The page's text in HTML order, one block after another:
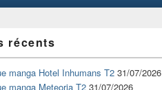
récents
manga Hotel Inhumans T2 31/07/2026
manga Meteoria T2 31/07/2026